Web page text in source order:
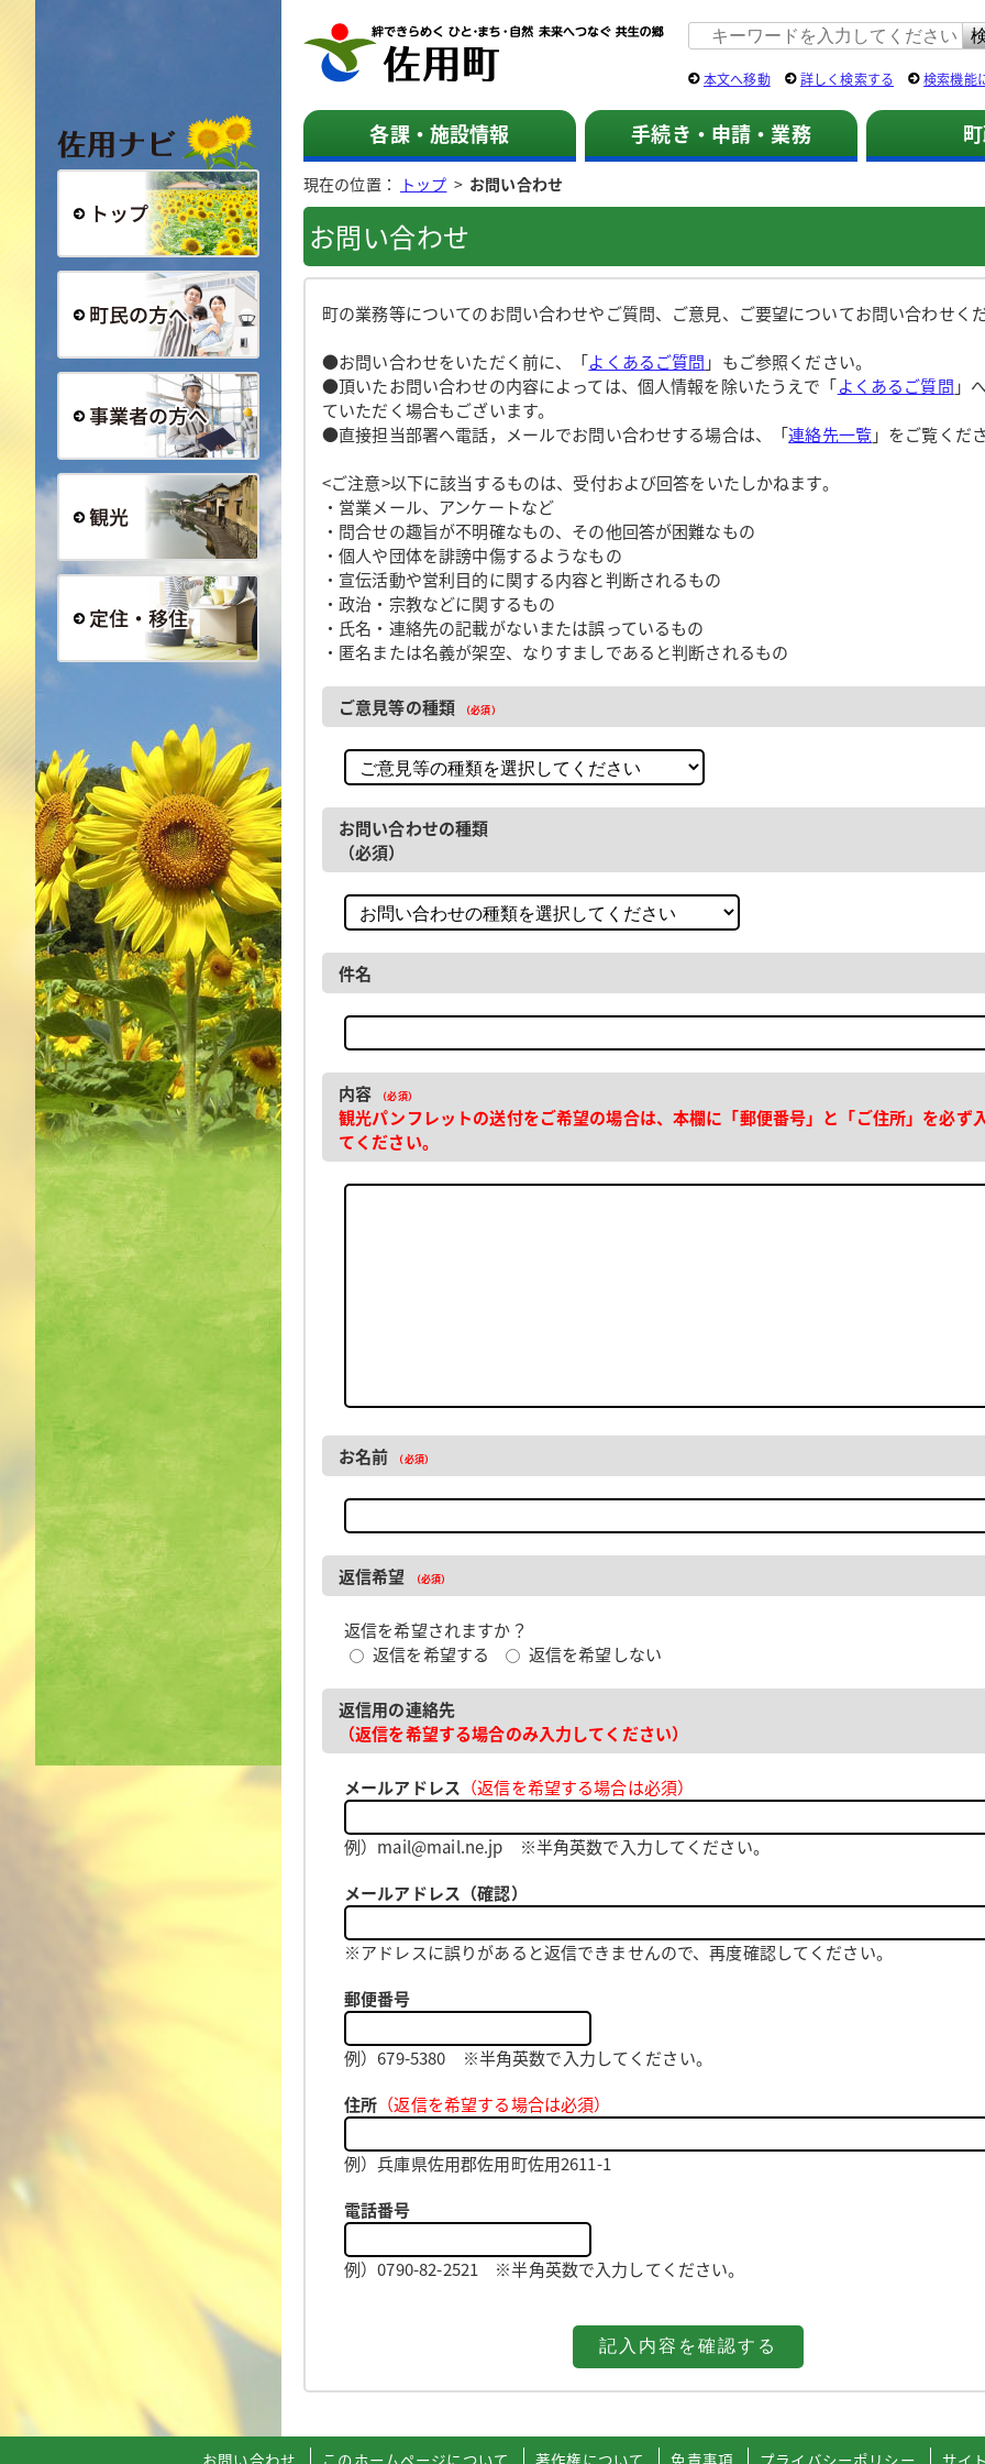
総合トップ
町民の方へ
事業者の方へ
定住・移住
佐用町 公式ホームページ
本文へ移動 詳しく検索する 検索機能
各課・施設情報 手続き・申請・業務
現在の位置： トップ > お問い合わせ
お問い合わせ
町の業務等についてのお問い合わせやご質問、ご意見、ご要望についてお問い合わせく
●お問い合わせをいただく前に、「よくあるご質問 」もご参照ください。
●頂いたお問い合わせの内容によっては、個人情報を除いたうえで「よくあるご質問 」
ていただく場合もございます。
●直接担当部署へ電話，メールでお問い合わせする場合は、「連絡先一覧」をご覧くだ
<ご注意>以下に該当するものは、受付および回答をいたしかねます。
・営業メール、アンケートなど
・問合せの趣旨が不明確なもの、その他回答が困難なもの
・個人や団体を誹謗中傷するようなもの
・宣伝活動や営利目的に関する内容と判断されるもの
・政治・宗教などに関するもの
・氏名・連絡先の記載がないまたは誤っているもの
・匿名または名義が架空、なりすましであると判断されるもの
ご意見等の種類 （必須）
お問い合わせの種類
（必須）
件名
内容 （必須）
観光パンフレットの送付をご希望の場合は、本欄に「郵便番号」と「ご住所」を必ず
てください。
お名前 （必須）
返信希望 （必須）
返信を希望されますか？
返信を希望する
返信を希望しない
返信用の連絡先
（返信を希望する場合のみ入力してください）
メールアドレス （返信を希望する場合は必須）
例）mail@mail.ne.jp ※半角英数で入力してください。
メールアドレス（確認）
※アドレスに誤りがあると返信できませんので、再度確認してください。
郵便番号
例）679-5380 ※半角英数で入力してください。
住所 （返信を希望する場合は必須）
例）兵庫県佐用郡佐用町佐用2611-1
電話番号
例）0790-82-2521 ※半角英数で入力してください。
お問い合わせ このホームページについて 著作権について 免責事項 プライバシーポリシー サイ